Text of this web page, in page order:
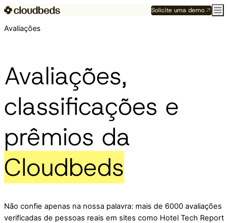
Solicite uma demo
Avaliações
Avaliações,
classificações e
prêmios da
Cloudbeds
Não confie apenas na nossa palavra: mais de 6000 avaliações
verificadas de pessoas reais em sites como Hotel Tech Report